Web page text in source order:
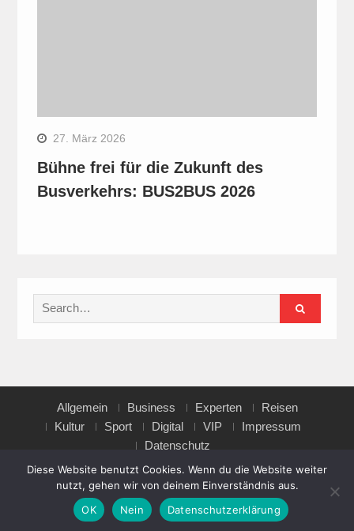
27. März 2026
Bühne frei für die Zukunft des
Busverkehrs: BUS2BUS 2026
Search
for:
Allgemein Business Experten
Reisen
Kultur
Sport Digital VIP
Impressum
Datenschutz
Copyright © All rights reserved.
Magazine Point byAxle Themes
Diese Website benutzt Cookies. Wenn du die Website weiter
nutzt, gehen wir von deinem Einverständnis aus.
OK
Nein Datenschutzerklärung